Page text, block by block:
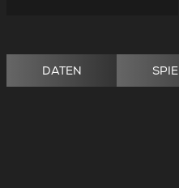
DATEN